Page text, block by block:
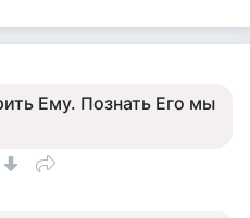
Ему. Познать Его мы